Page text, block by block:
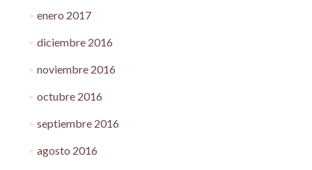
enero 2017
diciembre 2016
noviembre 2016
octubre 2016
septiembre 2016
agosto 2016